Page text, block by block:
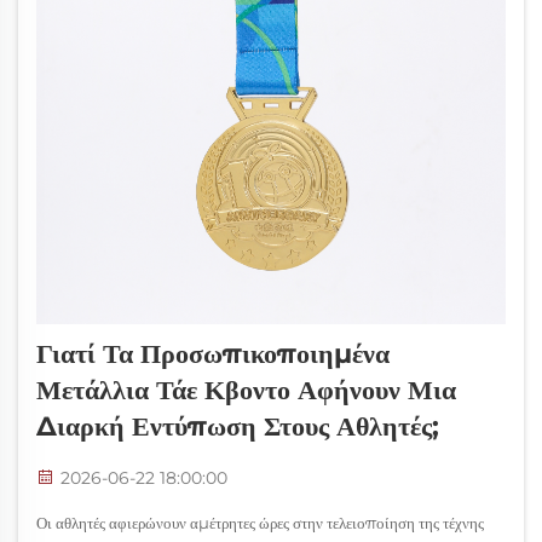
Γιατί Τα Προσωπικοποιημένα
Μετάλλια Τάε Κβοντο Αφήνουν Μια
Διαρκή Εντύπωση Στους Αθλητές;
2026-06-22 18:00:00
Οι αθλητές αφιερώνουν αμέτρητες ώρες στην τελειοποίηση της τέχνης